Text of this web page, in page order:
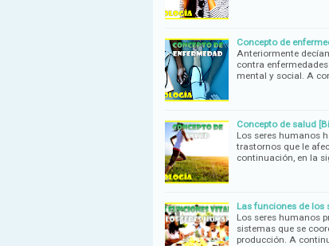
Concepto de
Anteriormente
contra
mental y social. A
Concepto de salud
Los seres humanos
trastornos que le
continuación, en la
Las funciones de los
Los seres humanos
sistemas que se
producción. A